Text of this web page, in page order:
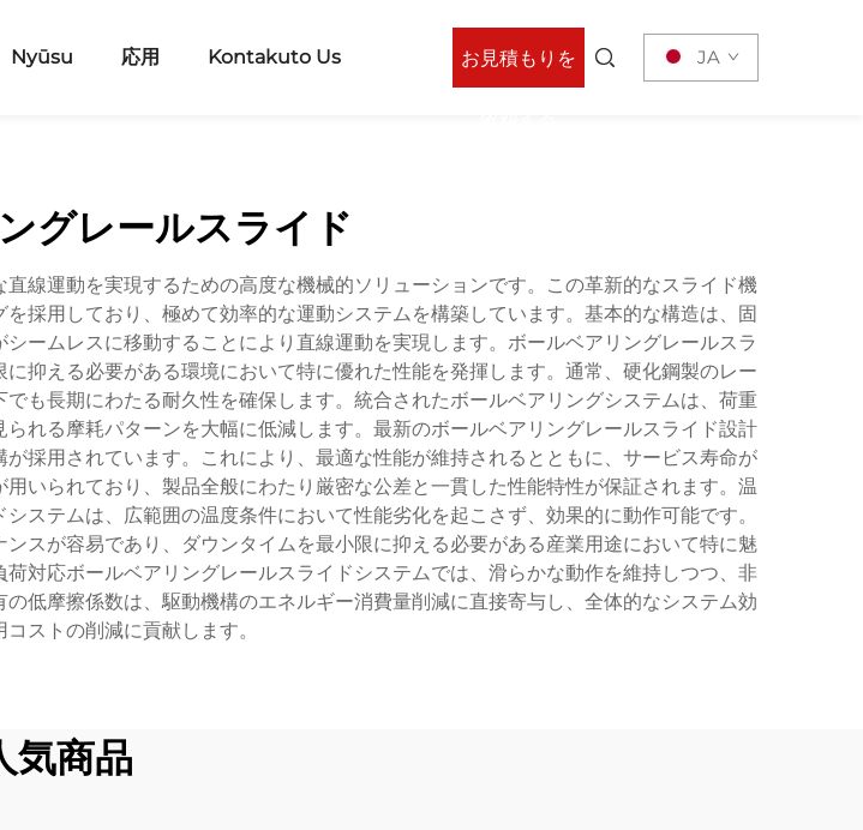
Nyūsu 応用 Kontakuto Us お見積もりを JA
グレールスライド
線運動を実現するための高度な機械的ソリューションです。この革新的なスライド機
採用しており、極めて効率的な運動システムを構築しています。基本的な構造は、固
ームレスに移動することにより直線運動を実現します。ボールベアリングレールスラ
抑える必要がある環境において特に優れた性能を発揮します。通常、硬化鋼製のレー
も長期にわたる耐久性を確保します。統合されたボールベアリングシステムは、荷重
れる摩耗パターンを大幅に低減します。最新のボールベアリングレールスライド設計
採用されています。これにより、最適な性能が維持されるとともに、サービス寿命が
いられており、製品全般にわたり厳密な公差と一貫した性能特性が保証されます。温
ステムは、広範囲の温度条件において性能劣化を起こさず、効果的に動作可能です。
スが容易であり、ダウンタイムを最小限に抑える必要がある産業用途において特に魅
対応ボールベアリングレールスライドシステムでは、滑らかな動作を維持しつつ、非
低摩擦係数は、駆動機構のエネルギー消費量削減に直接寄与し、全体的なシステム効
ストの削減に貢献します。
気商品